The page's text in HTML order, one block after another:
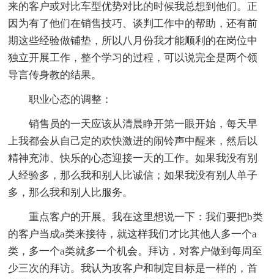
来的客户或对比车型优势对比的时候我总想到他们。正
因为有了他们在销售技巧、谈判工作中的帮助，还有前
期这些经验做铺垫，所以八月份我才能顺利的在岗位中
独立开展工作，整个学习的过程，可以说完全是两个领
导言传身教的结果。
职业心态的调整：
销售员的一天应该从清晨睁开第一眼开始，每天早
上我都会从自己定的欢快激进的闹铃声中醒来，然后以
精神充沛、快乐的心态迎接一天的工作。如果我没有别
人经验多，那么我和别人比诚信；如果我没有别人单子
多，那么我和别人比服务。
重点客户的开展。我在这里想说一下：我们要把b类
的客户当成a类来接待，就这样我们才比其他人多一个a
类，多一个a类就多一个机会。拜访，对客户做到每周至
少三次的拜访。我认为攻客户和制定目标是一样的，首